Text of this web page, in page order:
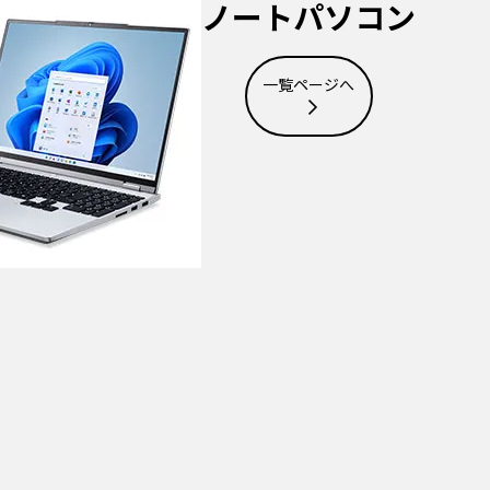
ノートパソコン
一覧ページへ